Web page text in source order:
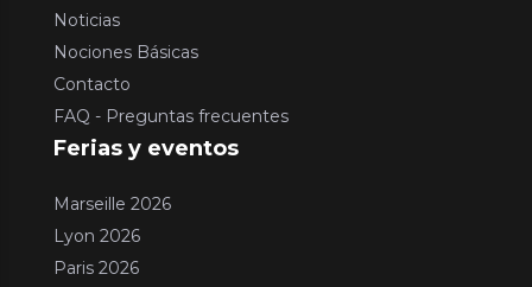
Noticias
Nociones Básicas
Contacto
FAQ - Preguntas frecuentes
Ferias y eventos
Marseille 2026
Lyon 2026
Paris 2026